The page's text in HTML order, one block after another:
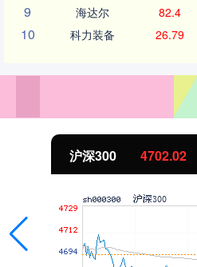
9 海达尔 82.4
10 科力装备 26.79
北证50 1122.88